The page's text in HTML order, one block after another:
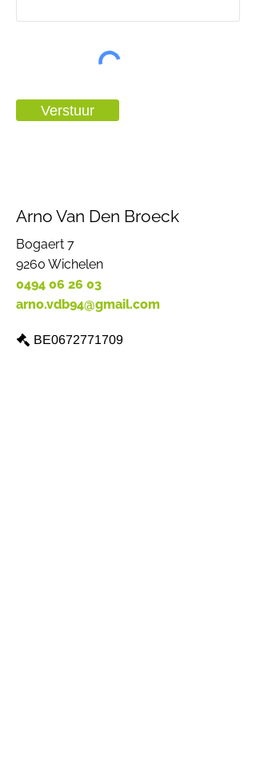
Verstuur
Arno Van Den Broeck
Bogaert 7
9260 Wichelen
0494 06 26 03
arno.vdb94@gmail.com
BE0672771709